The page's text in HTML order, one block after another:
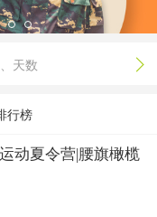
天数 
行榜
动夏令营|腰旗橄榄